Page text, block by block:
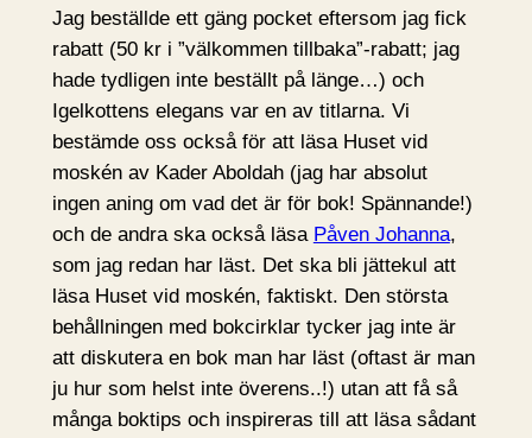
Jag beställde ett gäng pocket eftersom jag fick
rabatt (50 kr i ”välkommen tillbaka”-rabatt; jag
hade tydligen inte beställt på länge…) och
Igelkottens elegans var en av titlarna. Vi
bestämde oss också för att läsa Huset vid
moskén av Kader Aboldah (jag har absolut
ingen aning om vad det är för bok! Spännande!)
och de andra ska också läsa Påven Johanna,
som jag redan har läst. Det ska bli jättekul att
läsa Huset vid moskén, faktiskt. Den största
behållningen med bokcirklar tycker jag inte är
att diskutera en bok man har läst (oftast är man
ju hur som helst inte överens..!) utan att få så
många boktips och inspireras till att läsa sådant